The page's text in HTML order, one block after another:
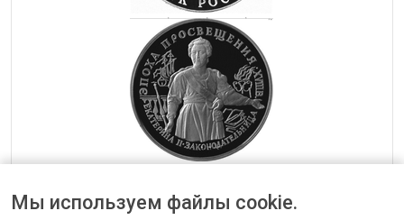
от 198786 ₽
Мы используем файлы cookie.